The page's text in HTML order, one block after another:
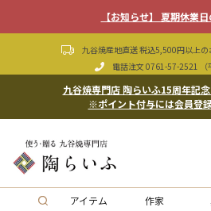
【お知らせ】 夏期休業
九谷焼産地直送 税込5,500円以上
電話注文 0761-57-2521
九谷焼専門店 陶らいふ15周年記
※ポイント付与には会員登録
アイテム 作家